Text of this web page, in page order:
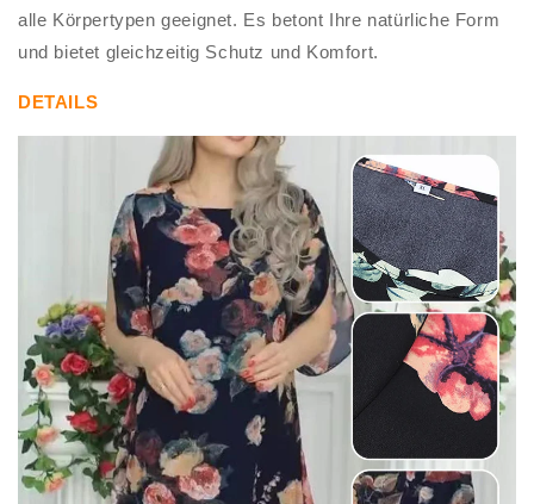
alle Körpertypen geeignet. Es betont Ihre natürliche Form
und bietet gleichzeitig Schutz und Komfort.
DETAILS